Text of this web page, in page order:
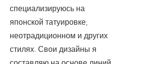
специализируюсь на
японской татуировке,
неотрадиционном и других
стилях. Свои дизайны я